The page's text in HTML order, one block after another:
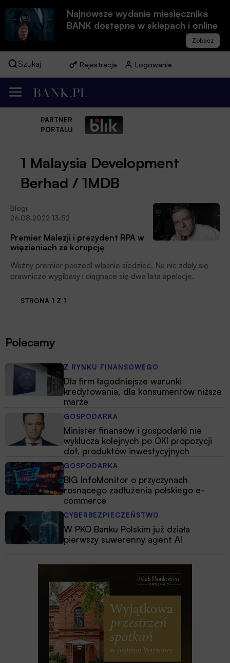
Najnowsze wydanie miesięcznika
BANK dostępne w sklepach i online
Szukaj Rejestracja Logowanie
PARTNER
PORTALU
1 Malaysia Development
Berhad / 1MDB
Blogi
26.08.2022 13:52
Premier Malezji i prezydent RPA w
więzieniach za korupcję
Ważny premier poszedł właśnie siedzieć. Na nic zdały się
prawnicze wygibasy i ciągnące się dwa lata apelacje.
STRONA 1 Z 1
Polecamy
Z RYNKU FINANSOWEGO
Dla firm łagodniejsze warunki
kredytowania, dla konsumentów niższe
marże
GOSPODARKA
Minister finansów i gospodarki nie
wyklucza kolejnych po OKI propozycji
dot. produktów inwestycyjnych
GOSPODARKA
BIG InfoMonitor o przyczynach
rosnącego zadłużenia polskiego e-
commerce
CYBERBEZPIECZEŃSTWO
W PKO Banku Polskim już działa
pierwszy suwerenny agent AI